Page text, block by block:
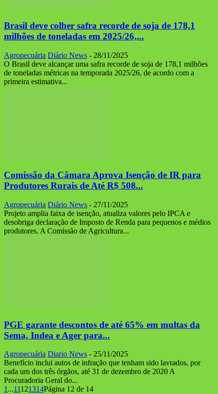
Brasil deve colher safra recorde de soja de 178,1
milhões de toneladas em 2025/26,...
Agropecuária Diário News - 28/11/2025
O Brasil deve alcançar uma safra recorde de soja de 178,1 milhões
de toneladas métricas na temporada 2025/26, de acordo com a
primeira estimativa...
Comissão da Câmara Aprova Isenção de IR para
Produtores Rurais de Até R$ 508...
Agropecuária Diário News - 27/11/2025
Projeto amplia faixa de isenção, atualiza valores pelo IPCA e
desobriga declaração de Imposto de Renda para pequenos e médios
produtores. A Comissão de Agricultura...
PGE garante descontos de até 65% em multas da
Sema, Indea e Ager para...
Agropecuária Diario News - 25/11/2025
Benefício inclui autos de infração que tenham sido lavrados, por
cada um dos três órgãos, até 31 de dezembro de 2020 A
Procuradoria Geral do...
1...11121314Página 12 de 14